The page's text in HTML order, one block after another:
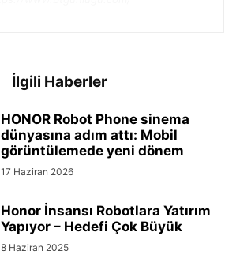
İlgili Haberler
HONOR Robot Phone sinema
dünyasına adım attı: Mobil
görüntülemede yeni dönem
17 Haziran 2026
Honor İnsansı Robotlara Yatırım
Yapıyor – Hedefi Çok Büyük
8 Haziran 2025